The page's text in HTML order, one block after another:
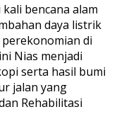
bencana alam
daya listrik
di
Nias menjadi
serta hasil bumi
jalan yang
Rehabilitasi